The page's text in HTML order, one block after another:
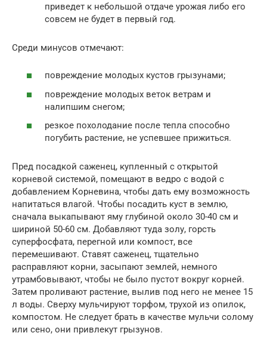
приведет к небольшой отдаче урожая либо его
совсем не будет в первый год.
Среди минусов отмечают:
повреждение молодых кустов грызунами;
повреждение молодых веток ветрам и
налипшим снегом;
резкое похолодание после тепла способно
погубить растение, не успевшее прижиться.
Пред посадкой саженец, купленный с открытой
корневой системой, помещают в ведро с водой с
добавлением Корневина, чтобы дать ему возможность
напитаться влагой. Чтобы посадить куст в землю,
сначала выкапывают яму глубиной около 30-40 см и
шириной 50-60 см. Добавляют туда золу, горсть
суперфосфата, перегной или компост, все
перемешивают. Ставят саженец, тщательно
расправляют корни, засыпают землей, немного
утрамбовывают, чтобы не было пустот вокруг корней.
Затем проливают растение, вылив под него не менее 15
л воды. Сверху мульчируют торфом, трухой из опилок,
компостом. Не следует брать в качестве мульчи солому
или сено, они привлекут грызунов.